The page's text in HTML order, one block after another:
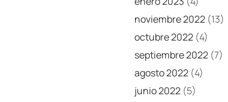
noviembre 2022 (13)
octubre 2022 (4)
septiembre 2022 (7)
agosto 2022 (4)
junio 2022 (5)